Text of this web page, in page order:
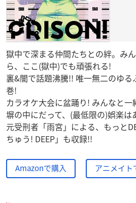
獄中で深まる仲間たちとの絆。み
ら、ここ(獄中)でも頑張れる!
裏&闇で話題沸騰!! 唯一無二のゆる
巻!
カラオケ大会に盆踊り! みんなと
塀の中にだって、(最低限の)娯楽
元受刑者「雨宮」による、もっと
ちゅう! DEEP」も収録!!
Amazonで購入 アニメイト